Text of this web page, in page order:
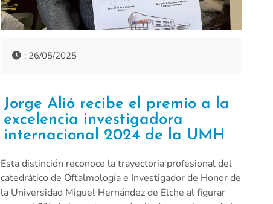
: 26/05/2025
Jorge Alió recibe el premio a la
excelencia investigadora
internacional 2024 de la UMH
Esta distinción reconoce la trayectoria profesional del
catedrático de Oftalmología e Investigador de Honor de
la Universidad Miguel Hernández de Elche al figurar